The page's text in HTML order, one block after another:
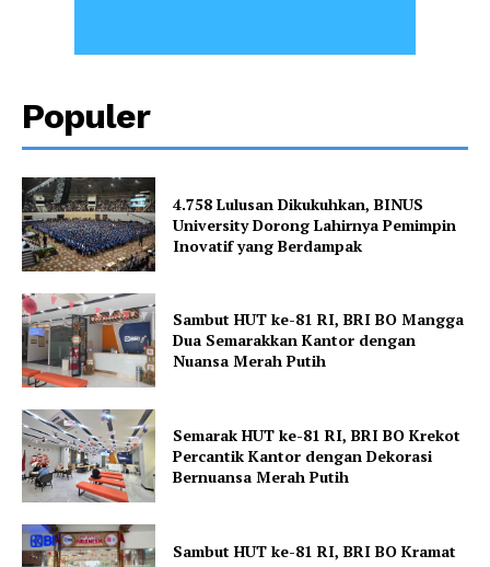
Populer
4.758 Lulusan Dikukuhkan, BINUS
University Dorong Lahirnya Pemimpin
Inovatif yang Berdampak
Sambut HUT ke-81 RI, BRI BO Mangga
Dua Semarakkan Kantor dengan
Nuansa Merah Putih
Semarak HUT ke-81 RI, BRI BO Krekot
Percantik Kantor dengan Dekorasi
Bernuansa Merah Putih
Sambut HUT ke-81 RI, BRI BO Kramat